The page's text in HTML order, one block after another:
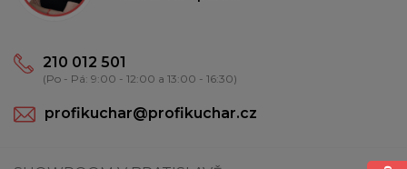
210 012 501
(Po - Pá: 9:00 - 12:00 a 13:00 - 16:30)
profikuchar@profikuchar.cz